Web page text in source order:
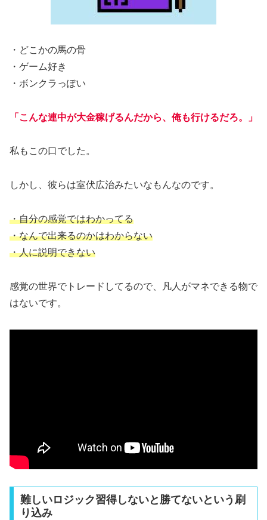
・どこかの馬の骨
・ゲーム好き
・ボンクラっぽい
「こんな連中が大金稼げるんだから、俺も行けるだろ。」
私もこの口でした。
しかし、彼らは室伏広治みたいなもんなのです。
・自分の感覚ではわかってる
・なんで出来るのかはわからない
・人に説明できない
感覚の世界でトレードしてるので、凡人がマネできる物で
はないです。
難しいロジック習得しないと勝てないという刷
り込み